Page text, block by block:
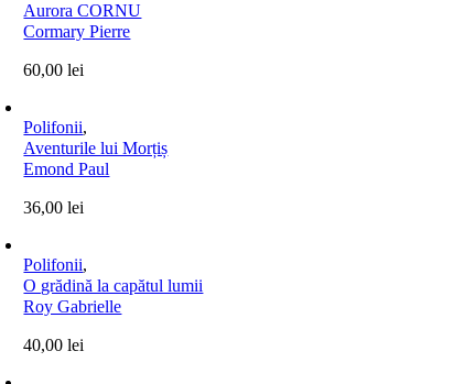
Aurora CORNU
Cormary Pierre
60,00lei
Polifonii,
Aventurile lui Morțiș
Emond Paul
36,00lei
Polifonii,
O grădină la capătul lumii
Roy Gabrielle
40,00lei